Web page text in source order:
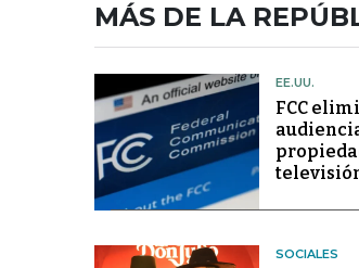
MÁS DE LA
EE.UU.
FCC
SOCIALES